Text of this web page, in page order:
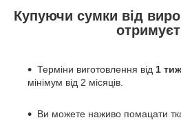
Купуючи сумки від
Терміни виготовлення від 1
мінімум від 2 місяців.
Ви можете наживо помацати